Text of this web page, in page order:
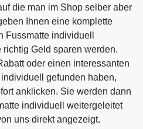
die man im Shop selber aber
Ihnen eine komplette
Fussmatte individuell
Geld sparen werden.
oder einen interessanten
gefunden haben,
anklicken. Sie werden dann
individuell weitergeleitet
uns direkt angezeigt.